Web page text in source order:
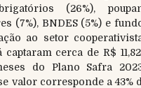
(26%),
(7%), BNDES (5%) e
ao setor
cerca de R$
do Plano Safra
valor corresponde a 43%